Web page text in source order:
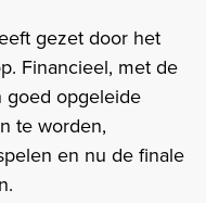
gezet door het
Financieel, met de
goed opgeleide
te worden,
en nu de finale